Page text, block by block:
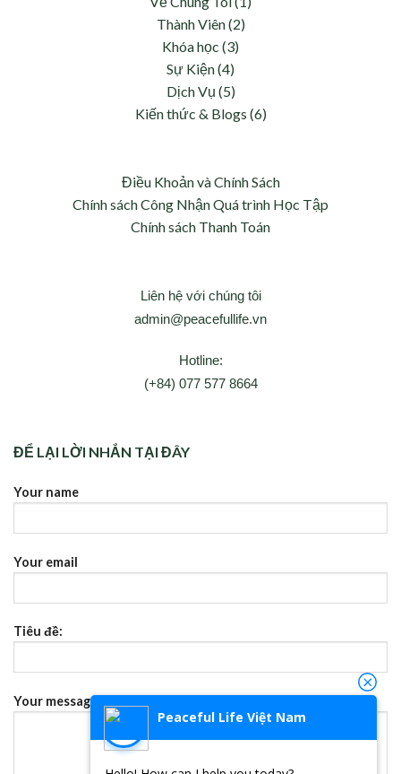
Thành Viên (2)
Khóa học (3)
Sự Kiện (4)
Dịch Vụ (5)
Kiến thức & Blogs (6)
Điều Khoản và Chính Sách
Chính sách Công Nhận Quá trình Học Tập
Chính sách Thanh Toán
Liên hệ với chúng tôi
admin@peacefullife.vn
Hotline:
(+84) 077 577 8664
ĐỂ LẠI LỜI NHẮN TẠI ĐÂY
Your name
Your email
Tiêu đề:
Your message (không bắt buộc)
Peaceful Life Việt Nam